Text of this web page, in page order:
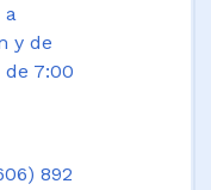
a
y de
7:00
892